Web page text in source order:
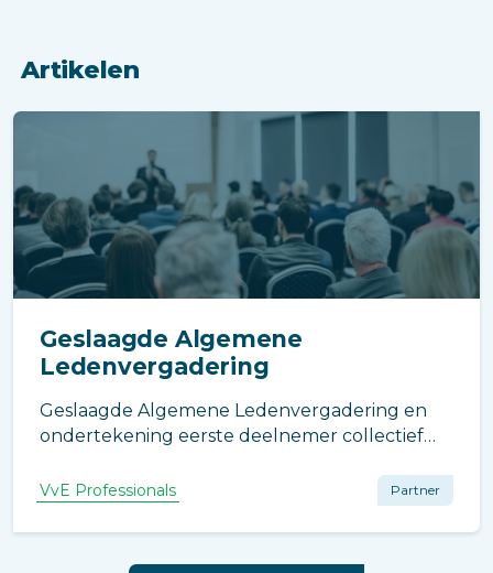
Artikelen
Geslaagde Algemene
Ledenvergadering
Geslaagde Algemene Ledenvergadering en
ondertekening eerste deelnemer collectief
VvE Professionals Partner